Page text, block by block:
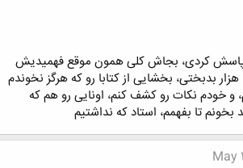
کردی، بجاش کلی همون موقع فهمیدیش
بدبختی، بخشایی از کتابا رو که هرگز نخوندم
و خودم نکات رو کشف کنم، اونایی رو هم که
تا بفهمم، استاد که نداشتیم
May